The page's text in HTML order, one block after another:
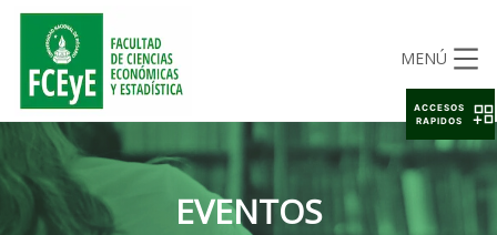
MENÚ
EVENTOS
ACCESOS
RAPIDOS